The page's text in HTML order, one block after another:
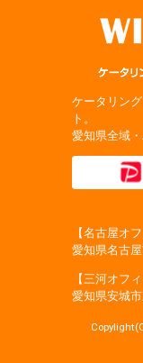
ケータリン
ト。
愛知県全域
【名古屋オフ
愛知県名古
【三河オフィ
愛知県安城